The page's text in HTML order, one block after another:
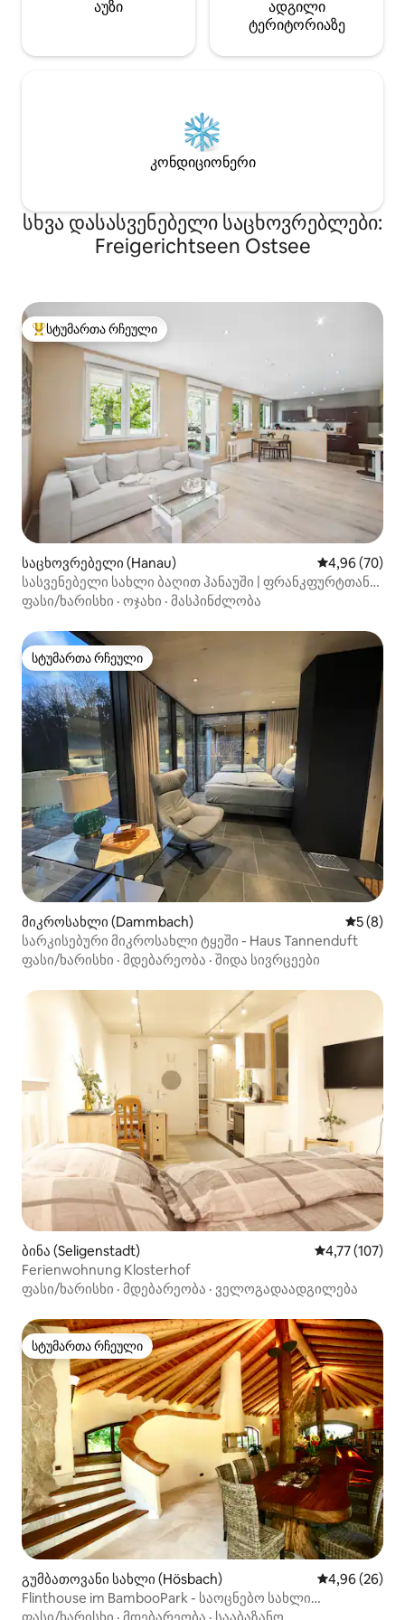
აუზი
ადგილი
ტერიტორიაზე
კონდიციონერი
სხვა დასასვენებელი საცხოვრებლები:
Freigerichtseen Ostsee
სტუმართა რჩეული მოწინავე ვარიანტი
სტუმართა რჩეული
საცხოვრებელი (Hanau) საშუალო
4,96 (70)
სასვენებელი სახლი ბაღით ჰანაუში | ფრანკფურტთან
ახლოს
ფასი/ხარისხი · ოჯახი · მასპინძლობა
სტუმართა რჩეული
სტუმართა რჩეული
მიკროსახლი (Dammbach) საშუალო
5 (8)
სარკისებური მიკროსახლი ტყეში - Haus Tannenduft
ფასი/ხარისხი · მდებარეობა · შიდა სივრცეები
ბინა (Seligenstadt) საშუალო
4,77 (107)
Ferienwohnung Klosterhof
ფასი/ხარისხი · მდებარეობა · ველოგადაადგილება
სტუმართა რჩეული
სტუმართა რჩეული
გუმბათოვანი სახლი (Hösbach) საშუალო
4,96 (26)
Flinthouse im BambooPark - საოცნებო სახლი
სპესარტში -